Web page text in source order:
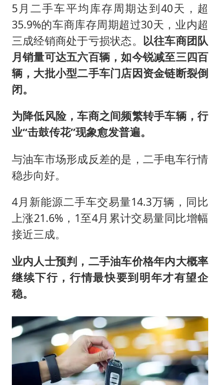
5月二手车平均库存周期达到40天，超
35.9%的车商库存周期超过30天，业内超
三成经销商处于亏损状态。 以往车商团队
月销量可达五六百辆，如今锐减至三四百
辆，大批小型二手车门店因资金链断裂倒
闭。
为降低风险，车商之间频繁转手车辆，行
业“击鼓传花”现象愈发普遍。
与油车市场形成反差的是，二手电车行情
稳步向好。
4月新能源二手车交易量14.3万辆，同比
上涨21.6%，1至4月累计交易量同比增幅
接近三成。
业内人士预判，二手油车价格年内大概率
继续下行，行情最快要到明年才有望企
稳。